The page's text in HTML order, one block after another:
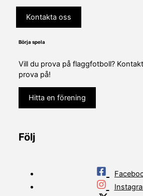
Kontakta oss
Börja spela
Vill du prova på flaggfotboll?
prova på!
Hitta en förening
Följ